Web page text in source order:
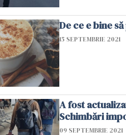
De ce e bine
15 SEPTEMBRIE 2021
A fost
Schimbări
09 SEPTEMBRIE 2021